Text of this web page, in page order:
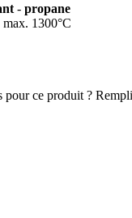
- propane
1300°C
ce produit ?